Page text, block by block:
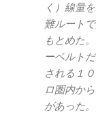
く）線量
難ルート
もとめた
ーベルト
される１
ロ圏内か
があった。